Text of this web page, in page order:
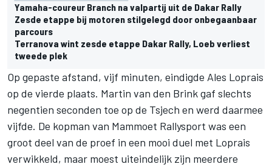
Yamaha-coureur Branch na valpartij uit de Dakar Rally
Zesde etappe bij motoren stilgelegd door onbegaanbaar
parcours
Terranova wint zesde etappe Dakar Rally, Loeb verliest
tweede plek
Op gepaste afstand, vijf minuten, eindigde Ales Loprais
op de vierde plaats. Martin van den Brink gaf slechts
negentien seconden toe op de Tsjech en werd daarmee
vijfde. De kopman van Mammoet Rallysport was een
groot deel van de proef in een mooi duel met Loprais
verwikkeld, maar moest uiteindelijk zijn meerdere